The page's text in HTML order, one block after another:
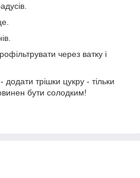
через ватку і
трішки цукру - тільки
бути солодким!